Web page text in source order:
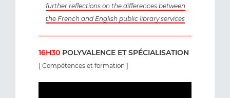
further reflections on the differences between
the French and English public library services
16H30 POLYVALENCE ET SPÉCIALISATION
[ Compétences et formation ]